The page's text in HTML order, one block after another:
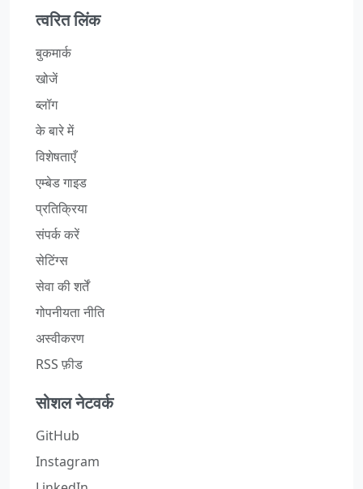
त्वरित लिंक
बुकमार्क
खोजें
ब्लॉग
के बारे में
विशेषताएँ
एम्बेड गाइड
प्रतिक्रिया
संपर्क करें
सेटिंग्स
सेवा की शर्तें
गोपनीयता नीति
अस्वीकरण
RSS फ़ीड
सोशल नेटवर्क
GitHub
Instagram